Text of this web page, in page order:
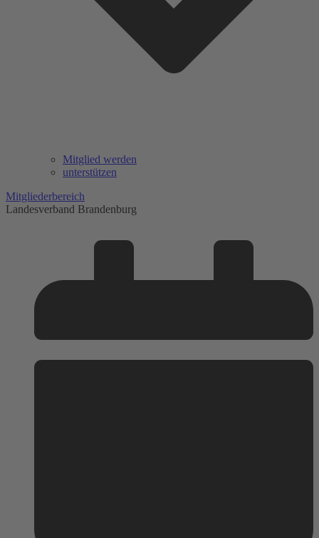
Mitglied werden
unterstützen
Mitgliederbereich
Landesverband Brandenburg